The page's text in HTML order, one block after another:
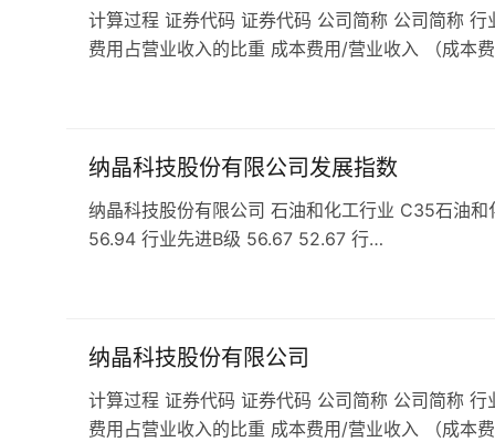
计算过程 证券代码 证券代码 公司简称 公司简称
费用占营业收入的比重 成本费用/营业收入 （成本
纳晶科技股份有限公司发展指数
纳晶科技股份有限公司 石油和化工行业 C35石油
56.94 行业先进B级 56.67 52.67 行…
纳晶科技股份有限公司
计算过程 证券代码 证券代码 公司简称 公司简称
费用占营业收入的比重 成本费用/营业收入 （成本